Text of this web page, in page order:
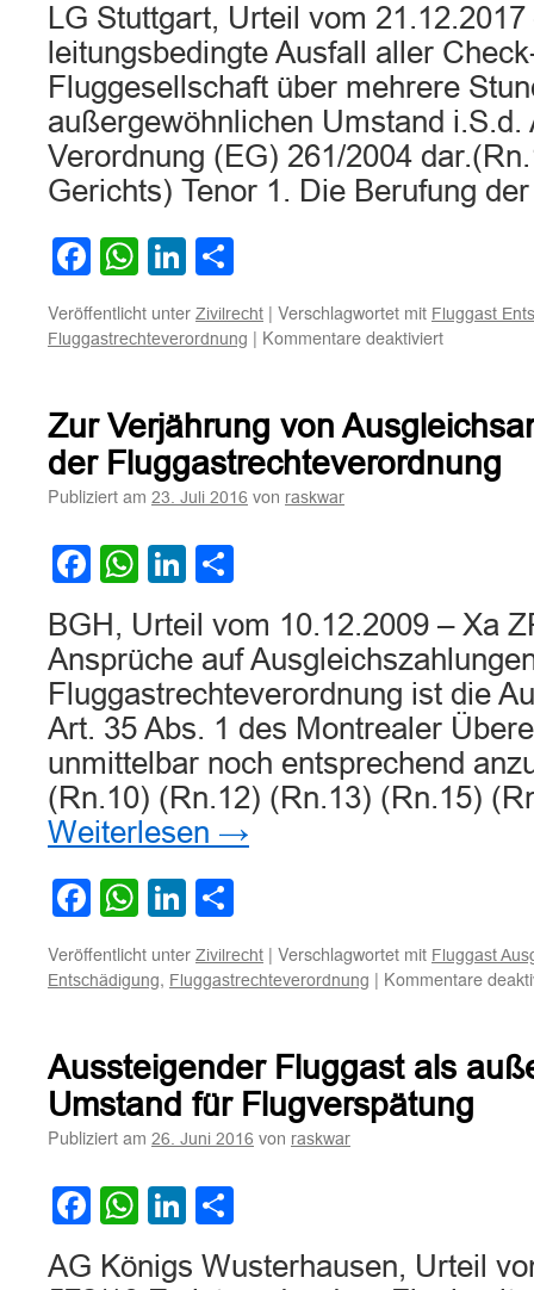
LG Stuttgart, Urteil vom
leitungsbedingte Ausfall aller
Fluggesellschaft über mehrere
außergewöhnlichen Umstand i.S.d.
Verordnung (EG) 261/2004
Gerichts) Tenor 1. Die Berufung
Facebook
WhatsApp
LinkedIn
Veröffentlicht unter Zivilrecht | Verschlagwortet mit Fluggast
Fluggastrechteverordnung | Kommentare deaktiviertfür
Ausfall
aller
Check-
Zur Verjährung von
der Fluggastrechteverordnung
Publiziert am 23. Juli 2016 von raskwar
Facebook
WhatsApp
LinkedIn
BGH, Urteil vom 10.12.2009 – Xa
Ansprüche auf
Fluggastrechteverordnung ist die
Art. 35 Abs. 1 des Montrealer
unmittelbar noch entsprechend
(Rn.10) (Rn.12) (Rn.13) (Rn.15)
Weiterlesen →
Facebook
WhatsApp
LinkedIn
Veröffentlicht unter Zivilrecht | Verschlagwortet mit Fluggast
Entschädigung, Fluggastrechteverordnung | Kommentare
Aussteigender Fluggast als
Umstand für Flugverspätung
Publiziert am 26. Juni 2016 von raskwar
Facebook
WhatsApp
LinkedIn
AG Königs Wusterhausen, Urteil